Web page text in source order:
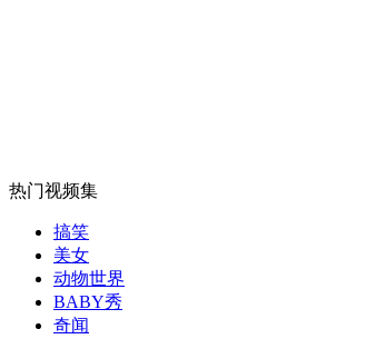
无痛分娩是否安全 医生回应
外交部：反对强权政治霸凌主义
外交部：有关国家言论片面不公正
热门视频集
搞笑
美女
动物世界
BABY秀
奇闻